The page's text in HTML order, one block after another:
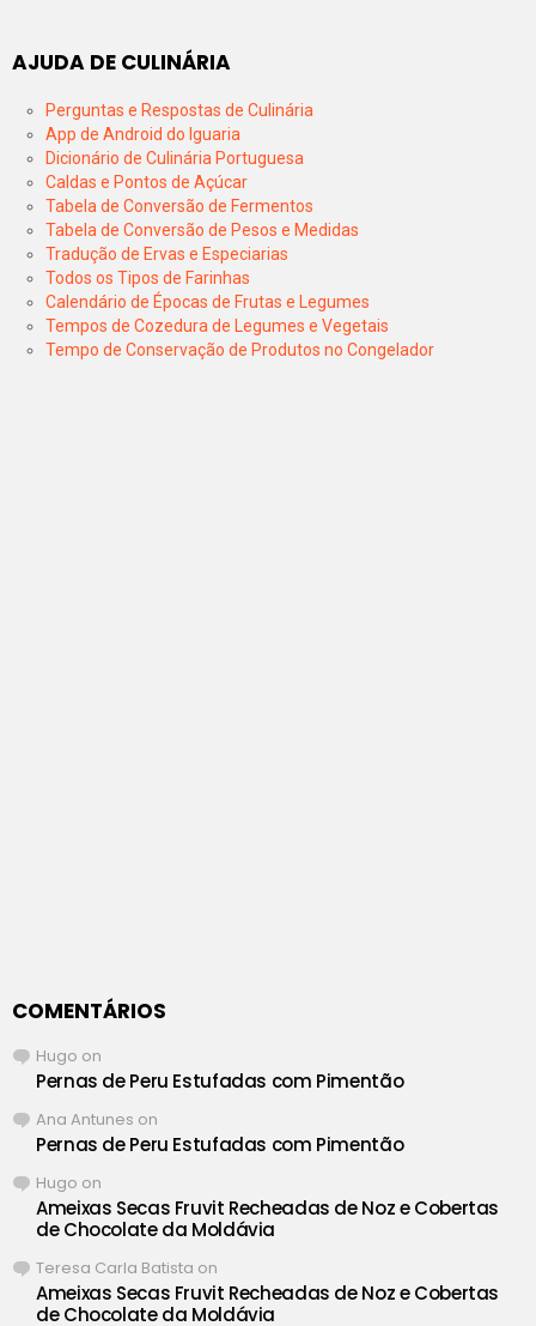
AJUDA DE CULINÁRIA
Perguntas e Respostas de Culinária
App de Android do Iguaria
Dicionário de Culinária Portuguesa
Caldas e Pontos de Açúcar
Tabela de Conversão de Fermentos
Tabela de Conversão de Pesos e Medidas
Tradução de Ervas e Especiarias
Todos os Tipos de Farinhas
Calendário de Épocas de Frutas e Legumes
Tempos de Cozedura de Legumes e Vegetais
Tempo de Conservação de Produtos no Congelador
COMENTÁRIOS
Hugo on
Pernas de Peru Estufadas com Pimentão
Ana Antunes on
Pernas de Peru Estufadas com Pimentão
Hugo on
Ameixas Secas Fruvit Recheadas de Noz e Cobertas
de Chocolate da Moldávia
Teresa Carla Batista on
Ameixas Secas Fruvit Recheadas de Noz e Cobertas
de Chocolate da Moldávia